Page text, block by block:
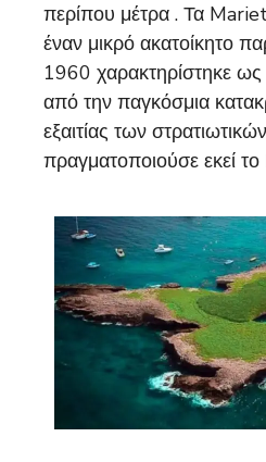
περίπου μέτρα . Τα
έναν μικρό ακατοίκητο
1960 χαρακτηρίστηκε ως
από την παγκόσμια
εξαιτίας των
πραγματοποιούσε εκεί το